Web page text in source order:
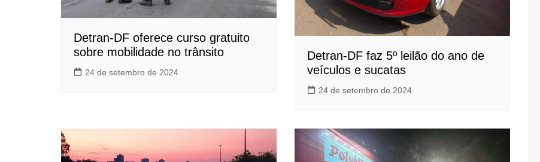
Detran-DF oferece curso gratuito
sobre mobilidade no trânsito
24 de setembro de 2024
Detran-DF faz 5º leilão do ano de
veículos e sucatas
24 de setembro de 2024